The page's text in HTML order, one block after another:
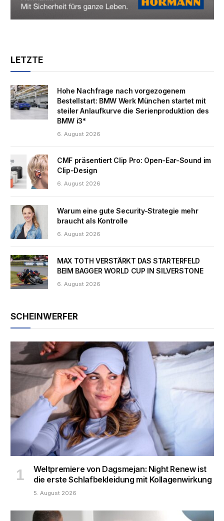
LETZTE
Hohe Nachfrage nach vorgezogenem
Bestellstart: BMW Werk München startet mit
steiler Anlaufkurve die Serienproduktion des
BMW i3*
6. August 2026
CMF präsentiert Clip Pro: Open-Ear-Sound im
Clip-Design
6. August 2026
Warum eine gute Security-Strategie mehr
braucht als Kontrolle
6. August 2026
MAX TOTH VERSTÄRKT DAS STARTERFELD
BEIM BAGGER WORLD CUP IN SILVERSTONE
6. August 2026
SCHEINWERFER
Weltpremiere von Dagsmejan: Night Renew ist
die erste Schlafbekleidung mit Kollagenwirkung
5. August 2026